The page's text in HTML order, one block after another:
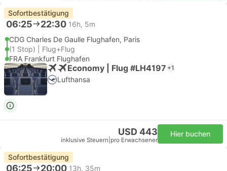
Sofortbestätigung
06:25 22:30 16h, 5m
CDG Charles De Gaulle Flughafen, Paris
(1 Stop) | Flug+Flug
FRA Frankfurt Flughafen
Economy | Flug #LH4197 +1
Lufthansa
USD 443
inklusive Steuern pro Erwachsener
Hier buchen
Sofortbestätigung
06:25 20:00 13h, 35m